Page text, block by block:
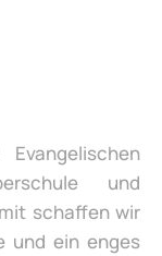
und
schaffen wir
und ein enges